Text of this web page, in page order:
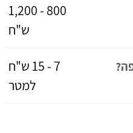
800 - 1,200
ש"ח
7 - 15 ש"ח
למטר